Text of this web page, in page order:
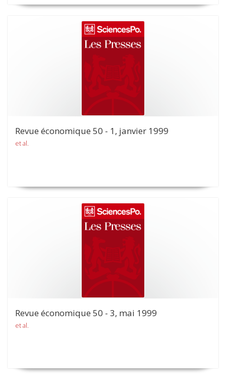
Revue économique 50 - 1, janvier 1999
et al.
Revue économique 50 - 3, mai 1999
et al.